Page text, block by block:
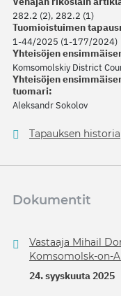
282.2 (2), 282.2 (1)
Tuomioistuimen
1-44/2025 (1-177/2024)
Yhteisöjen
Komsomolskiy District
Yhteisöjen
tuomari:
Aleksandr Sokolov
Tapauksen historia
Dokumentit
Vastaaja Mihail
Komsomolsk-on-
24. syyskuuta 2025